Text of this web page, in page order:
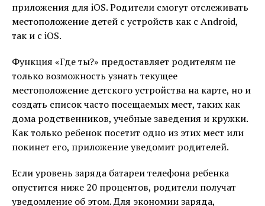
приложения для iOS. Родители смогут отслеживать
местоположение детей с устройств как с Android,
так и с iOS.
Функция «Где ты?» предоставляет родителям не
только возможность узнать текущее
местоположение детского устройства на карте, но и
создать список часто посещаемых мест, таких как
дома родственников, учебные заведения и кружки.
Как только ребенок посетит одно из этих мест или
покинет его, приложение уведомит родителей.
Если уровень заряда батареи телефона ребенка
опустится ниже 20 процентов, родители получат
уведомление об этом. Для экономии заряда,